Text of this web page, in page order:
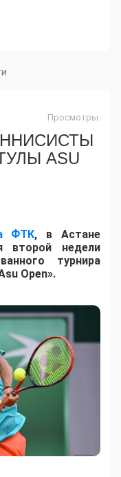
Просмотры:
ASU
ФТК, в Астане
второй недели
турнира
Open».